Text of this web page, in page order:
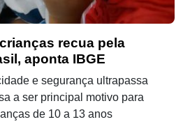
recua pela
aponta IBGE
e segurança ultrapassa
a ser principal motivo para
de 10 a 13 anos